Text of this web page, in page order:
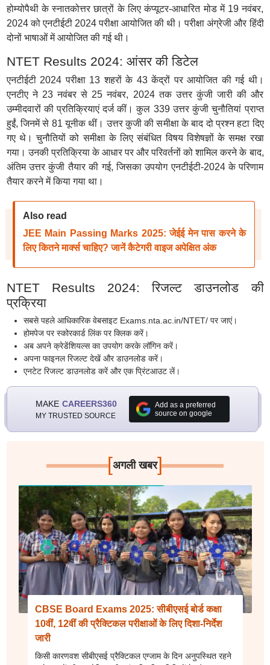
होम्योपैथी के स्नातकोत्तर छात्रों के लिए कंप्यूटर-आधारित मोड में 19 नवंबर,
2024 को एनटीईटी 2024 परीक्षा आयोजित की थी। परीक्षा अंग्रेजी और हिंदी
दोनों भाषाओं में आयोजित की गई थी।
NTET Results 2024: आंसर की डिटेल
एनटीईटी 2024 परीक्षा 13 शहरों के 43 केंद्रों पर आयोजित की गई थी।
एनटीए ने 23 नवंबर से 25 नवंबर, 2024 तक उत्तर कुंजी जारी की और
उम्मीदवारों की प्रतिक्रियाएं दर्ज कीं। कुल 339 उत्तर कुंजी चुनौतियां प्राप्त
हुईं, जिनमें से 81 यूनीक थीं। उत्तर कुजी की समीक्षा के बाद दो प्रश्न हटा दिए
गए थे। चुनौतियों को समीक्षा के लिए संबंधित विषय विशेषज्ञों के समक्ष रखा
गया। उनकी प्रतिक्रिया के आधार पर और परिवर्तनों को शामिल करने के बाद,
अंतिम उत्तर कुंजी तैयार की गई, जिसका उपयोग एनटीईटी-2024 के परिणाम
तैयार करने में किया गया था।
Also read
JEE Main Passing Marks 2025: जेईई मेन पास करने के
लिए कितने मार्क्स चाहिए? जानें कैटेगरी वाइज अपेक्षित अंक
NTET Results 2024: रिजल्ट डाउनलोड की
प्रक्रिया
सबसे पहले आधिकारिक वेबसाइट Exams.nta.ac.in/NTET/ पर जाएं।
होमपेज पर स्कोरकार्ड लिंक पर क्लिक करें।
अब अपने क्रेडेंशियल्स का उपयोग करके लॉगिन करें।
अपना फाइनल रिजल्ट देखें और डाउनलोड करें।
एनटेट रिजल्ट डाउनलोड करें और एक प्रिंटआउट लें।
MAKE CAREERS360
MY TRUSTED SOURCE
Add as a preferred
source on google
[अगली खबर]
CBSE Board Exams 2025: सीबीएसई बोर्ड कक्षा
10वीं, 12वीं की प्रैक्टिकल परीक्षाओं के लिए दिशा-निर्देश
जारी
किसी कारणवश सीबीएसई प्रैक्टिकल एग्जाम के दिन अनुपस्थित रहने